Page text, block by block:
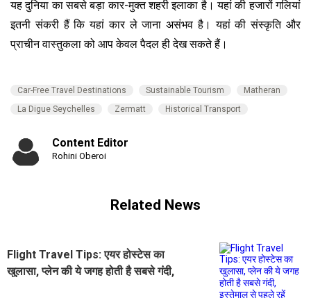
यह दुनिया का सबसे बड़ा कार-मुक्त शहरी इलाका है। यहां की हजारों गलियां
इतनी संकरी हैं कि यहां कार ले जाना असंभव है। यहां की संस्कृति और
प्राचीन वास्तुकला को आप केवल पैदल ही देख सकते हैं।
Car-Free Travel Destinations Sustainable Tourism
Matheran
La Digue Seychelles
Zermatt Historical Transport
Content Editor
Rohini Oberoi
Related News
Flight Travel Tips: एयर होस्टेस का
खुलासा, प्लेन की ये जगह होती है सबसे गंदी,